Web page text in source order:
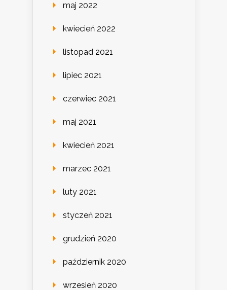
maj 2022
kwiecień 2022
listopad 2021
lipiec 2021
czerwiec 2021
maj 2021
kwiecień 2021
marzec 2021
luty 2021
styczeń 2021
grudzień 2020
październik 2020
wrzesień 2020